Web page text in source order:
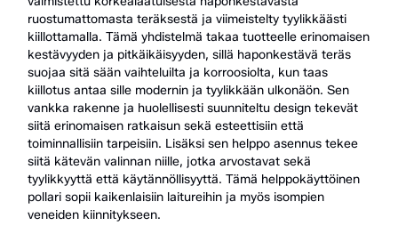
ruostumattomasta teräksestä ja viimeistelty tyylikkäästi
kiillottamalla. Tämä yhdistelmä takaa tuotteelle erinomaisen
kestävyyden ja pitkäikäisyyden, sillä haponkestävä teräs
suojaa sitä sään vaihteluilta ja korroosiolta, kun taas
kiillotus antaa sille modernin ja tyylikkään ulkonäön. Sen
vankka rakenne ja huolellisesti suunniteltu design tekevät
siitä erinomaisen ratkaisun sekä esteettisiin että
toiminnallisiin tarpeisiin. Lisäksi sen helppo asennus tekee
siitä kätevän valinnan niille, jotka arvostavat sekä
tyylikkyyttä että käytännöllisyyttä. Tämä helppokäyttöinen
pollari sopii kaikenlaisiin laitureihin ja myös isompien
veneiden kiinnitykseen.